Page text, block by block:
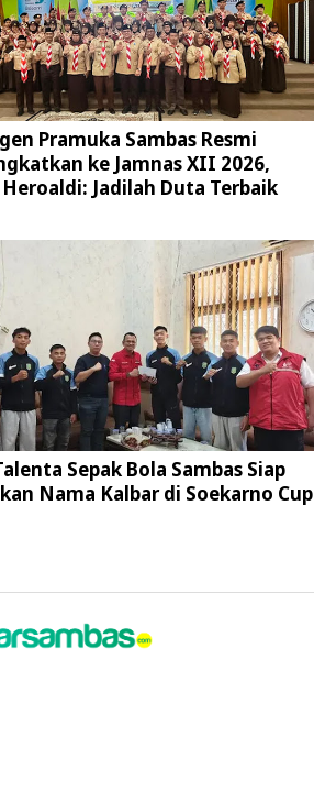
Pramuka Sambas Resmi
ke Jamnas XII 2026,
Jadilah Duta Terbaik
Sepak Bola Sambas Siap
Nama Kalbar di Soekarno Cup